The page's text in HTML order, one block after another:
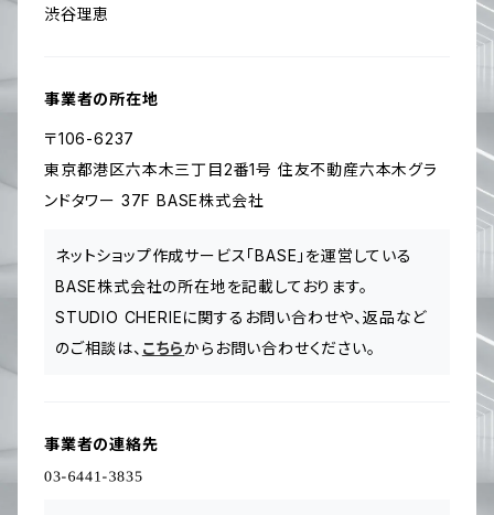
渋谷理恵
事業者の所在地
〒106-6237
東京都港区六本木三丁目2番1号 住友不動産六本木グラ
ンドタワー 37F BASE株式会社
ネットショップ作成サービス「BASE」を運営している
BASE株式会社の所在地を記載しております。
STUDIO CHERIEに関するお問い合わせや、返品など
のご相談は、 こちらからお問い合わせください。
事業者の連絡先